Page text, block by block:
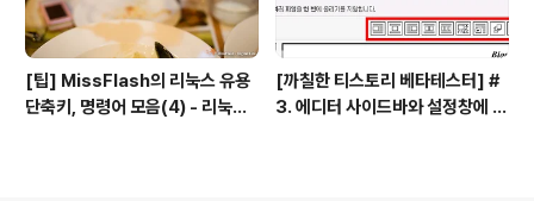
[팁] MissFlash의 리눅스 유용
단축키, 명령어 모음(4) - 리눅스
[까칠한 티스토리 베타테스터] #
3. 에디터 사이드바와 설정창에 대